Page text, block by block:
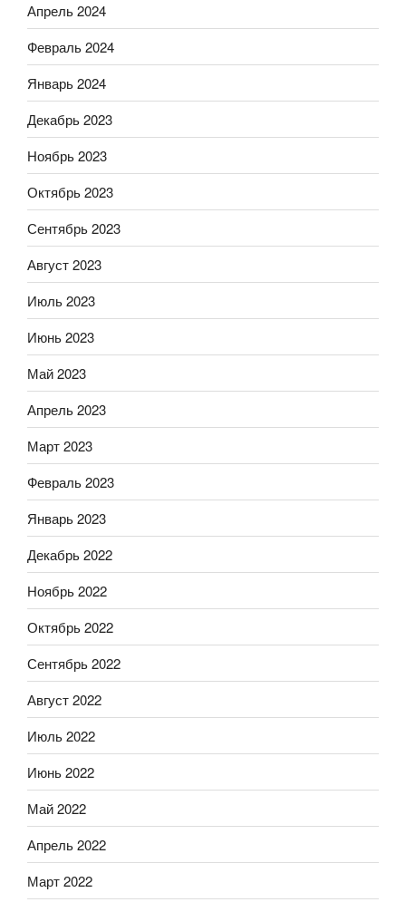
Апрель 2024
Февраль 2024
Январь 2024
Декабрь 2023
Ноябрь 2023
Октябрь 2023
Сентябрь 2023
Август 2023
Июль 2023
Июнь 2023
Май 2023
Апрель 2023
Март 2023
Февраль 2023
Январь 2023
Декабрь 2022
Ноябрь 2022
Октябрь 2022
Сентябрь 2022
Август 2022
Июль 2022
Июнь 2022
Май 2022
Апрель 2022
Март 2022